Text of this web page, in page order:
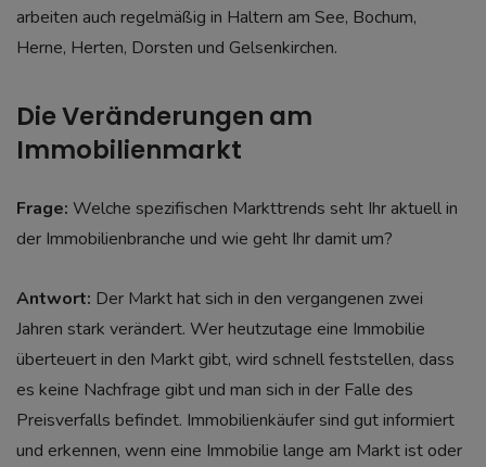
arbeiten auch regelmäßig in Haltern am See, Bochum,
Herne, Herten, Dorsten und Gelsenkirchen.
Die Veränderungen am
Immobilienmarkt
Frage: Welche spezifischen Markttrends seht Ihr aktuell in
der Immobilienbranche und wie geht Ihr damit um?
Antwort: Der Markt hat sich in den vergangenen zwei
Jahren stark verändert. Wer heutzutage eine Immobilie
überteuert in den Markt gibt, wird schnell feststellen, dass
es keine Nachfrage gibt und man sich in der Falle des
Preisverfalls befindet. Immobilienkäufer sind gut informiert
und erkennen, wenn eine Immobilie lange am Markt ist oder